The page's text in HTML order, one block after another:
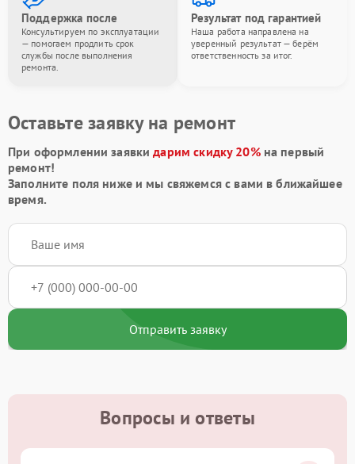
Поддержка после
Консультируем по эксплуатации
— помогаем продлить срок
службы после выполнения
ремонта.
Результат под гарантией
Наша работа направлена на
уверенный результат — берём
ответственность за итог.
Оставьте заявку на ремонт
При оформлении заявкидарим скидку 20%на первый
ремонт!
Заполните поля ниже и мы свяжемся с вами в ближайшее
время.
Отправить заявку
Вопросы и ответы